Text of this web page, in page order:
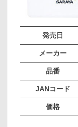
発売日
メーカー
品番
JANコード
価格